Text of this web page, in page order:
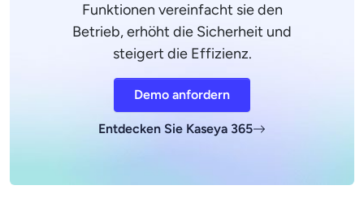
Funktionen vereinfacht sie den
Betrieb, erhöht die Sicherheit und
steigert die Effizienz.
Demo anfordern
Entdecken Sie Kaseya 365